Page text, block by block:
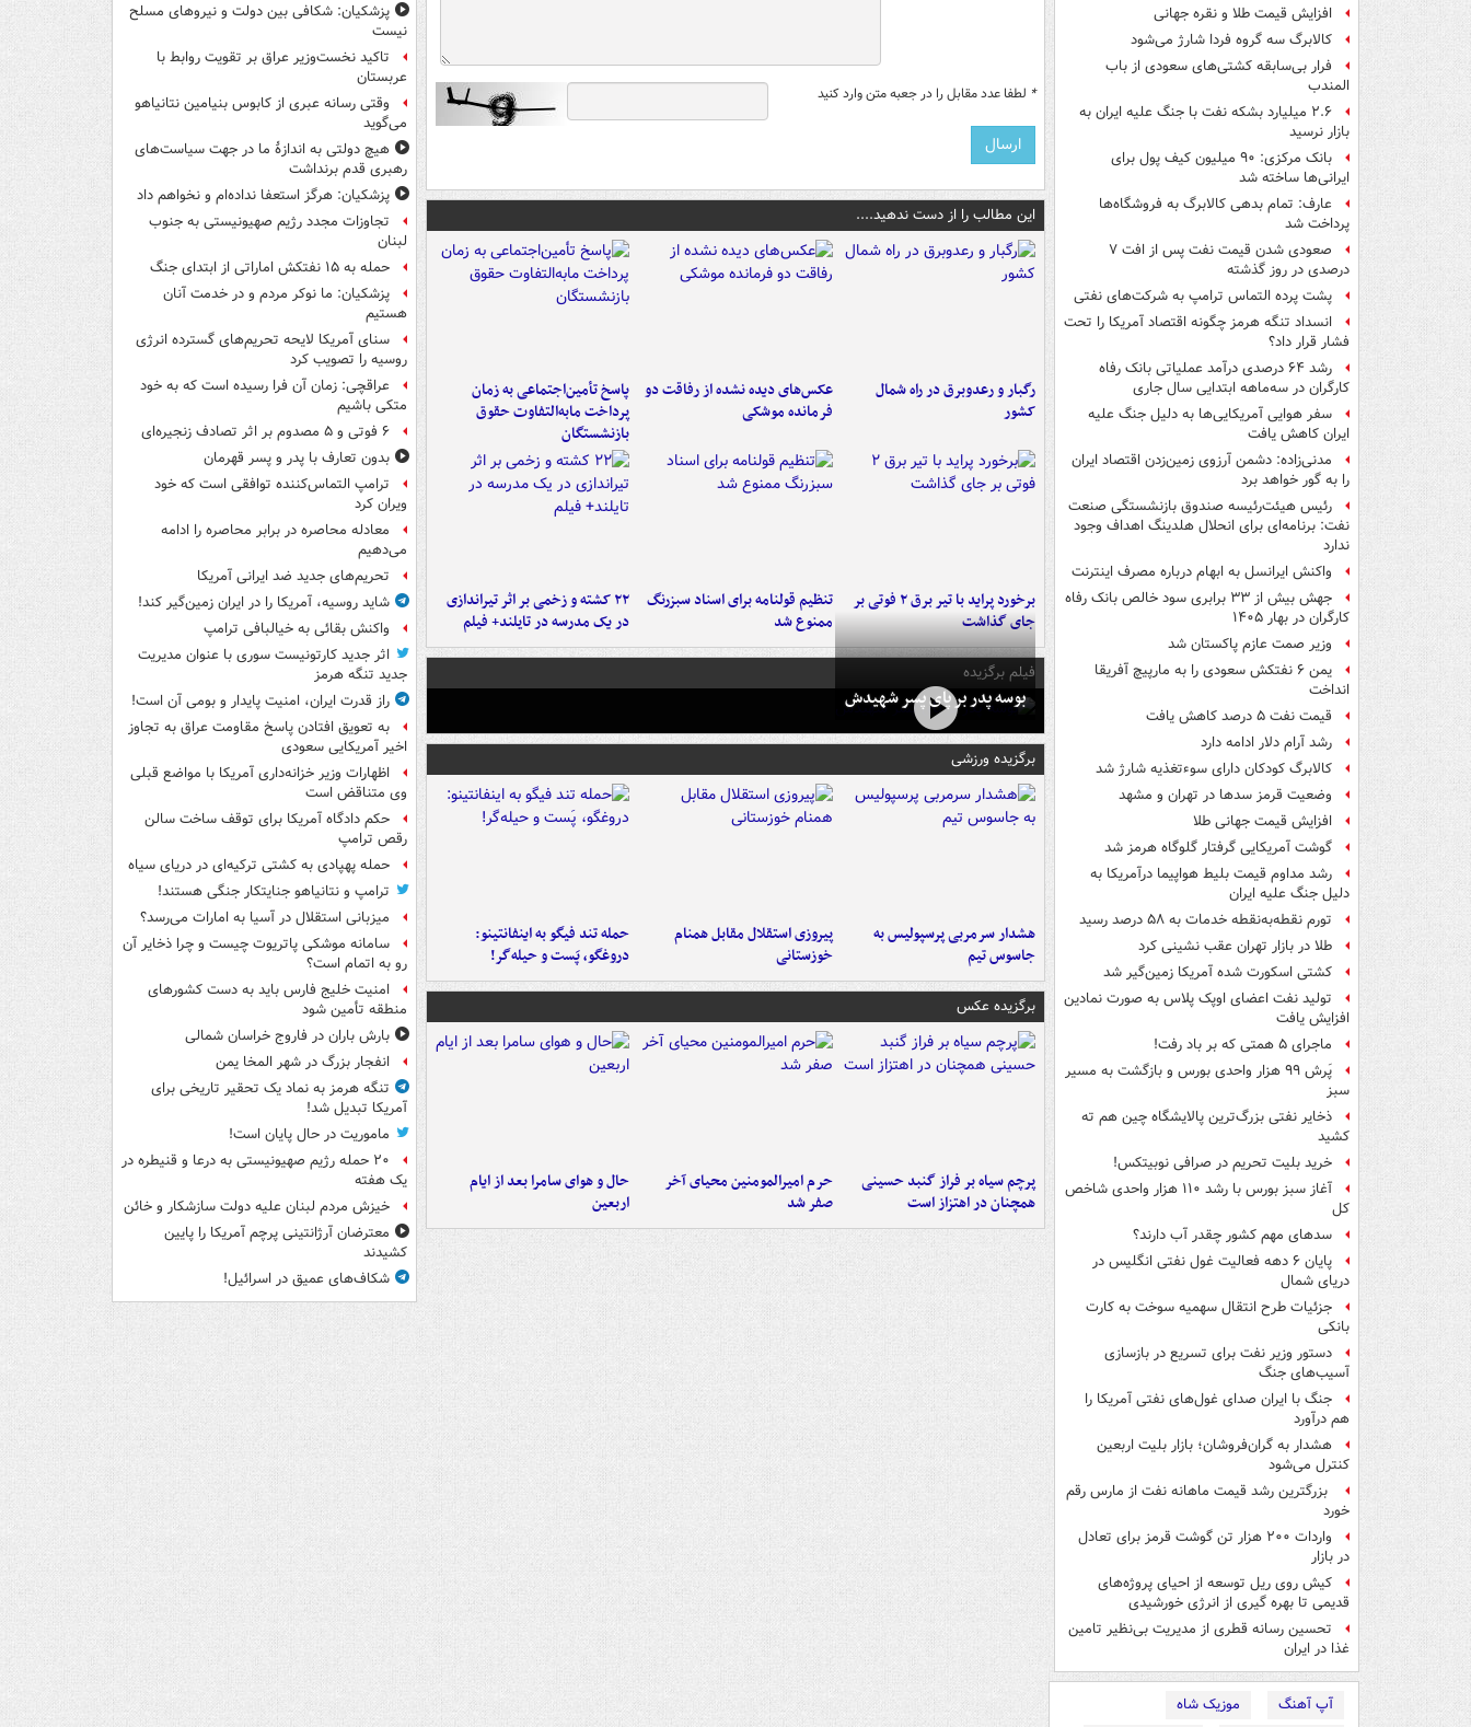
افزایش قیمت طلا و نقره جهانی
کالابرگ سه گروه فردا شارژ می‌شود
فرار بی‌سابقه کشتی‌های سعودی از باب
المندب
۲.۶ میلیارد بشکه نفت با جنگ علیه ایران به
بازار نرسید
بانک مرکزی: ۹۰ میلیون کیف پول برای
ایرانی‌ها ساخته شد
عارف: تمام بدهی کالابرگ به فروشگاه‌ها
پرداخت شد
صعودی شدن قیمت نفت پس از افت ۷
درصدی در روز گذشته
پشت پرده التماس ترامپ به شرکت‌های نفتی
انسداد تنگه هرمز چگونه اقتصاد آمریکا را تحت
فشار قرار داد؟
رشد ۶۴ درصدی درآمد عملیاتی بانک رفاه
کارگران در سه‌ماهه ابتدایی سال جاری
سفر هوایی آمریکایی‌ها به دلیل جنگ علیه
ایران کاهش یافت
مدنی‌زاده: دشمن آرزوی زمین‌زدن اقتصاد ایران
را به گور خواهد برد
رئیس هیئت‌رئیسه صندوق بازنشستگی صنعت
نفت: برنامه‌ای برای انحلال هلدینگ اهداف وجود
ندارد
واکنش ایرانسل به ابهام درباره مصرف اینترنت
جهش بیش از ۳۳ برابری سود خالص بانک رفاه
کارگران در بهار ۱۴۰۵
وزیر صمت عازم پاکستان شد
یمن ۶ نفتکش سعودی را به مارپیچ آفریقا
انداخت
قیمت نفت ۵ درصد کاهش یافت
رشد آرام دلار ادامه دارد
کالابرگ کودکان دارای سوءتغذیه شارژ شد
وضعیت قرمز سدها در تهران و مشهد
افزایش قیمت جهانی طلا
گوشت آمریکایی گرفتار گلوگاه هرمز شد
رشد مداوم قیمت بلیط هواپیما درآمریکا به
دلیل جنگ علیه ایران
تورم نقطه‌به‌نقطه خدمات به ۵۸ درصد رسید
طلا در بازار تهران عقب نشینی کرد
کشتی اسکورت شده آمریکا زمین‌گیر شد
تولید نفت اعضای اوپک پلاس به صورت نمادین
افزایش یافت
ماجرای ۵ همتی که بر باد رفت!
پَرش ۹۹ هزار واحدی بورس و بازگشت به مسیر
سبز
ذخایر نفتی بزرگ‌ترین پالایشگاه چین هم ته
کشید
خرید بلیت تحریم در صرافی نوبیتکس!
آغاز سبز بورس با رشد ۱۱۰ هزار واحدی شاخص
کل
سدهای مهم کشور چقدر آب دارند؟
پایان ۶ دهه فعالیت غول نفتی انگلیس در
دریای شمال
جزئیات طرح انتقال سهمیه سوخت به کارت
بانکی
دستور وزیر نفت برای تسریع در بازسازی
آسیب‌های جنگ
جنگ با ایران صدای غول‌های نفتی آمریکا را
هم درآورد
هشدار به گران‌فروشان؛ بازار بلیت اربعین
کنترل می‌شود
بزرگترین رشد قیمت ماهانه نفت از مارس رقم
خورد
واردات ۲۰۰ هزار تن گوشت قرمز برای تعادل
در بازار
کیش روی ریل توسعه از احیای پروژه‌های
قدیمی تا بهره گیری از انرژی خورشیدی
تحسین رسانه قطری از مدیریت بی‌نظیر تامین
غذا در ایران
آپ آهنگ موزیک شاه
* لطفا عدد مقابل را در جعبه متن وارد کنید
این مطالب را از دست ندهید....
رگبار و رعدوبرق در راه شمال
کشور
عکس‌های دیده نشده از رفاقت دو
فرمانده‌ موشکی
پاسخ تأمین‌اجتماعی به زمان
پرداخت مابه‌التفاوت حقوق
بازنشستگان
برخورد پراید با تیر برق ۲ فوتی بر
جای گذاشت
تنظیم قولنامه برای اسناد سبزرنگ
ممنوع شد
۲۲ کشته و زخمی بر اثر تیراندازی
در یک مدرسه در تایلند+ فیلم
فیلم برگزیده
بوسه‌ پدر بر پای پسر شهیدش
برگزیده ورزشی
هشدار سرمربی پرسپولیس به
جاسوس تیم
پیروزی استقلال مقابل همنام
خوزستانی
حمله تند فیگو به اینفانتینو:
دروغگو، پَست‌ و حیله‌گر!
برگزیده عکس
پرچم سیاه بر فراز گنبد حسینی
همچنان در اهتزاز است
حرم امیرالمومنین محیای آخر
صفر شد
حال و هوای سامرا بعد از ایام
اربعین
پزشکیان: شکافی بین دولت و نیروهای مسلح
نیست
تاکید نخست‌وزیر عراق بر تقویت روابط با
عربستان
وقتی رسانه عبری از کابوس بنیامین نتانیاهو
می‌گوید
هیچ دولتی به اندازۀ ما در جهت سیاست‌های
رهبری قدم برنداشت
پزشکیان: هرگز استعفا نداده‌ام و نخواهم داد
تجاوزات مجدد رژیم صهیونیستی به جنوب
لبنان
حمله به ۱۵ نفتکش‌ اماراتی از ابتدای جنگ
پزشکیان: ما نوکر مردم و در خدمت آنان
هستیم
سنای آمریکا لایحه تحریم‌های گسترده انرژی
روسیه را تصویب کرد
عراقچی: زمان آن فرا رسیده است که به خود
متکی باشیم
۶ فوتی و ۵ مصدوم بر اثر تصادف زنجیره‌ای
بدون تعارف با پدر و پسر قهرمان
ترامپ التماس‌کننده توافقی است که خود
ویران کرد
معادله محاصره در برابر محاصره را ادامه
می‌دهیم
تحریم‌های جدید ضد ایرانی آمریکا
شاید روسیه، آمریکا را در ایران زمین‌گیر کند!
واکنش بقائی به خیالبافی ترامپ
اثر جدید کارتونیست سوری با عنوان مدیریت
جدید تنگه هرمز
راز قدرت ایران، امنیت پایدار و بومی آن است!
به تعویق افتادن پاسخ مقاومت عراق به تجاوز
اخیر آمریکایی سعودی
اظهارات وزیر خزانه‌داری آمریکا با مواضع قبلی
وی متناقض است
حکم دادگاه آمریکا برای توقف ساخت سالن
رقص ترامپ
حمله پهپادی به کشتی ترکیه‌ای در دریای سیاه
ترامپ و نتانیاهو جنایتکار جنگی هستند!
میزبانی استقلال در آسیا به امارات می‌رسد؟
سامانه موشکی پاتریوت چیست و چرا ذخایر آن
رو به اتمام است؟
امنیت خلیج فارس باید به دست کشورهای
منطقه تأمین شود
بارش باران در فاروج خراسان شمالی
انفجار بزرگ در شهر المخا یمن
تنگه هرمز به نماد یک تحقیر تاریخی برای
آمریکا تبدیل شد!
ماموریت در حال پایان است!
۲۰ حمله رژیم صهیونیستی به درعا و قنیطره در
یک هفته
خیزش مردم لبنان علیه دولت سازشکار و خائن
معترضان آرژانتینی پرچم آمریکا را پایین
کشیدند
شکاف‌های عمیق در اسرائیل!